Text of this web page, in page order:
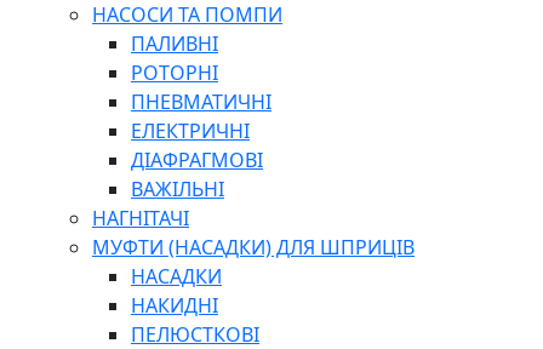
НАСОСИ ТА ПОМПИ
ПАЛИВНІ
РОТОРНІ
ПНЕВМАТИЧНІ
ЕЛЕКТРИЧНІ
ДІАФРАГМОВІ
ВАЖІЛЬНІ
НАГНІТАЧІ
МУФТИ (НАСАДКИ) ДЛЯ ШПРИЦІВ
НАСАДКИ
НАКИДНІ
ПЕЛЮСТКОВІ